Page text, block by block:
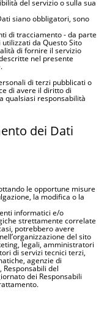
del servizio o sulla sua
siano obbligatori, sono
di tracciamento - da parte
da Questo Sito
di fornire il servizio
nel presente
di terzi pubblicati o
di avere il diritto di
qualsiasi responsabilità
dei Dati
le opportune misure
la modifica o la
informatici e/o
strettamente correlate
potrebbero avere
del sito
legali, amministratori
di servizi tecnici terzi,
agenzie di
del
dei Responsabili